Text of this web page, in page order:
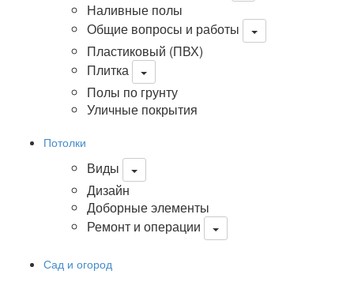
Наливные полы
Общие вопросы и работы
Пластиковый (ПВХ)
Плитка
Полы по грунту
Уличные покрытия
Потолки
Виды
Дизайн
Доборные элементы
Ремонт и операции
Сад и огород